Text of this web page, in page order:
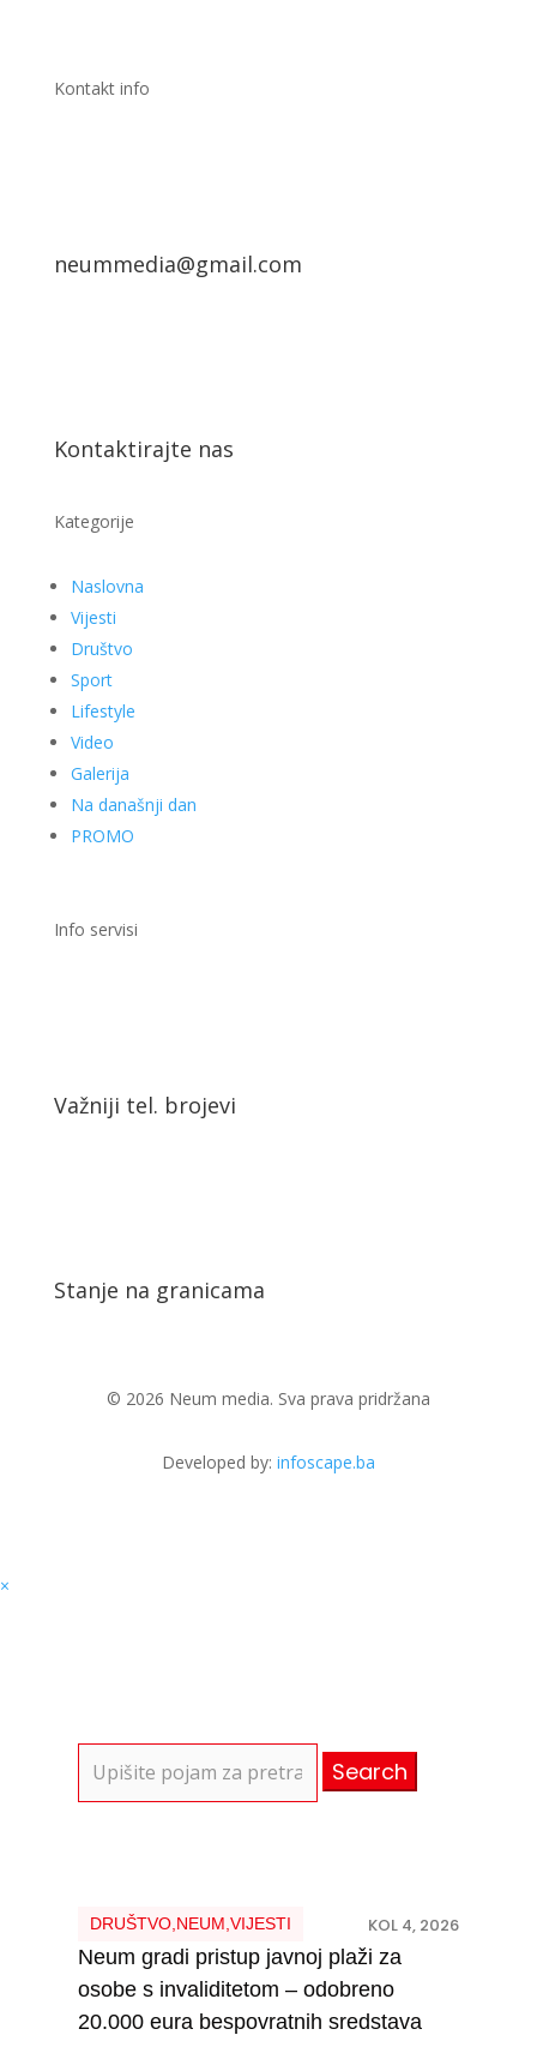
Kontakt info
neummedia@gmail.com
Kontaktirajte nas
Kategorije
Naslovna
Vijesti
Društvo
Sport
Lifestyle
Video
Galerija
Na današnji dan
PROMO
Info servisi
Važniji tel. brojevi
Stanje na granicama
© 2026 Neum media. Sva prava pridržana
Developed by: infoscape.ba
×
for:
DRUŠTVO, NEUM VIJESTI KOL 4, 2026
Neum gradi pristup javnoj plaži za
osobe s invaliditetom – odobreno
20.000 eura bespovratnih sredstava